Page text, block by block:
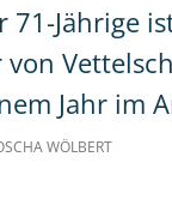
71-Jährige
von
Jahr im
WÖLBERT